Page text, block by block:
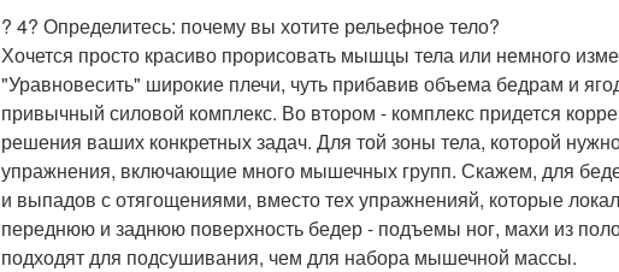
? 4? Определитесь: почему вы хотите рельефное тело?
Хочется просто красиво прорисовать мышцы тела или немного
"Уравновесить" широкие плечи, чуть прибавив объема бедрам и
привычный силовой комплекс. Во втором - комплекс придется
решения ваших конкретных задач. Для той зоны тела, которой
упражнения, включающие много мышечных групп. Скажем, для
и выпадов с отягощениями, вместо тех упражненияй, которые
переднюю и заднюю поверхность бедер - подъемы ног, махи из
подходят для подсушивания, чем для набора мышечной массы.